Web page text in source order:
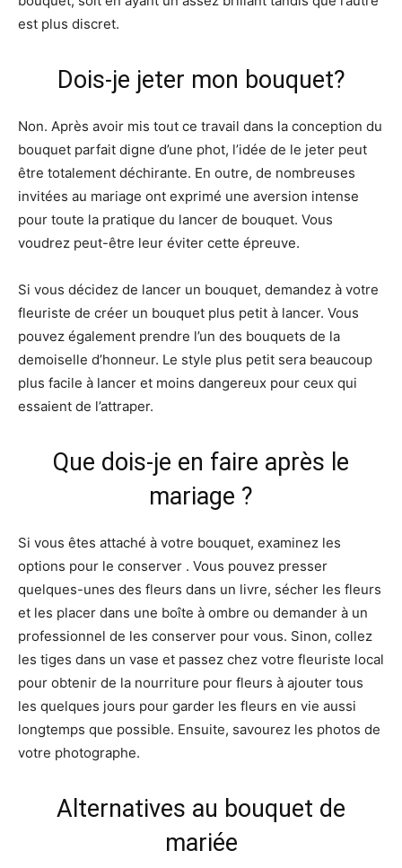
est plus discret.
Dois-je jeter mon bouquet?
Non. Après avoir mis tout ce travail dans la conception du
bouquet parfait digne d’une phot, l’idée de le jeter peut
être totalement déchirante. En outre, de nombreuses
invitées au mariage ont exprimé une aversion intense
pour toute la pratique du lancer de bouquet. Vous
voudrez peut-être leur éviter cette épreuve.
Si vous décidez de lancer un bouquet, demandez à votre
fleuriste de créer un bouquet plus petit à lancer. Vous
pouvez également prendre l’un des bouquets de la
demoiselle d’honneur. Le style plus petit sera beaucoup
plus facile à lancer et moins dangereux pour ceux qui
essaient de l’attraper.
Que dois-je en faire après le
mariage ?
Si vous êtes attaché à votre bouquet, examinez les
options pour le conserver . Vous pouvez presser
quelques-unes des fleurs dans un livre, sécher les fleurs
et les placer dans une boîte à ombre ou demander à un
professionnel de les conserver pour vous. Sinon, collez
les tiges dans un vase et passez chez votre fleuriste local
pour obtenir de la nourriture pour fleurs à ajouter tous
les quelques jours pour garder les fleurs en vie aussi
longtemps que possible. Ensuite, savourez les photos de
votre photographe.
Alternatives au bouquet de
mariée